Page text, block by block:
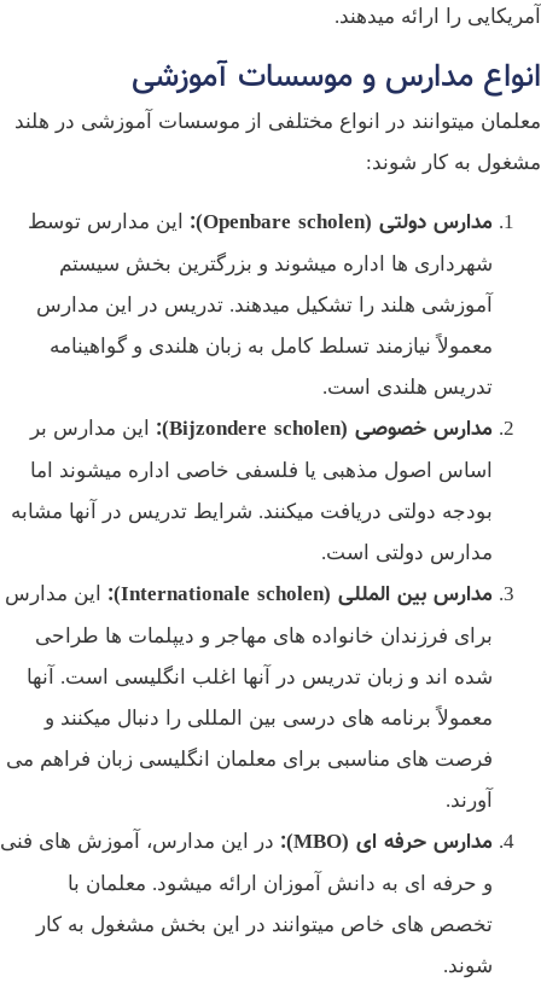
را ارائه میدهند.
مدارس و موسسات آموزشی
میتوانند در انواع مختلفی از موسسات آموزشی در هلند
به کار شوند:
مدارس دولتی(Openbare scholen):
این مدارس توسط
شهرداری‌ ها اداره میشوند و بزرگترین بخش سیستم
آموزشی هلند را تشکیل میدهند. تدریس در این مدارس
معمولاً نیازمند تسلط کامل به زبان هلندی و گواهینامه
تدریس هلندی است.
مدارس خصوصی(Bijzondere scholen):
این مدارس بر
اساس اصول مذهبی یا فلسفی خاصی اداره میشوند اما
بودجه دولتی دریافت میکنند. شرایط تدریس در آنها مشابه
مدارس دولتی است.
مدارس بین‌ المللی(Internationale scholen):
این مدارس
برای فرزندان خانواده‌ های مهاجر و دیپلمات‌ ها طراحی
شده‌ اند و زبان تدریس در آنها اغلب انگلیسی است. آنها
معمولاً برنامه‌ های درسی بین‌ المللی را دنبال میکنند و
فرصت‌ های مناسبی برای معلمان انگلیسی‌ زبان فراهم می‌
آورند.
مدارس حرفه‌ ای(MBO):
در این مدارس، آموزش‌ های فنی
و حرفه‌ ای به دانش‌ آموزان ارائه میشود. معلمان با
تخصص‌ های خاص میتوانند در این بخش مشغول به کار
شوند.